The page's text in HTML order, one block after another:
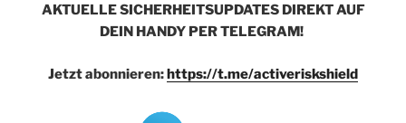
AKTUELLE SICHERHEITSUPDATES DIREKT AUF
DEIN HANDY PER TELEGRAM!
Jetzt abonnieren:https://t.me/activeriskshield